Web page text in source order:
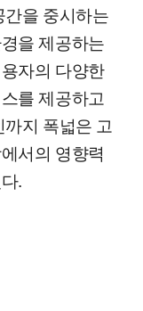
을 중시하는
을 제공하는
자의 다양한
를 제공하고
지 폭넓은 고
서의 영향력
.